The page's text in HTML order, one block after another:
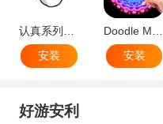
安装
安装
好游安利